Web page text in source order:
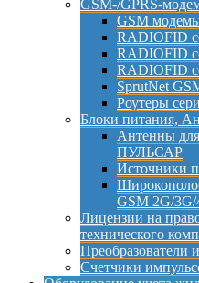
GSM-/GPRS-
GSM
RADIOFID
RADIOFID
RADIOFID
SprutNet
Роутеры
Блоки питания,
Антенны
ПУЛЬСАР
Источники
GSM 2G/3G/
Лицензии на
технического
Преобразователи
Счетчики